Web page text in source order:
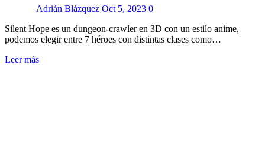
Adrián Blázquez Oct 5, 2023 0
Silent Hope es un dungeon-crawler en 3D con un estilo anime,
podemos elegir entre 7 héroes con distintas clases como…
Leer más